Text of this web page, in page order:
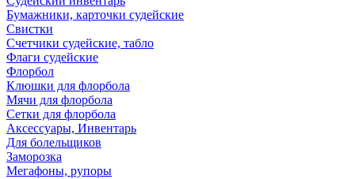
Бумажники, карточки судейские
Свистки
Счетчики судейские, табло
Флаги судейские
Флорбол
Клюшки для флорбола
Мячи для флорбола
Сетки для флорбола
Аксессуары, Инвентарь
Для болельщиков
Заморозка
Мегафоны, рупоры